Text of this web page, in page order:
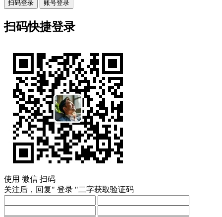
扫码登录
账号登录
扫码快捷登录
使用 微信 扫码
关注后，回复" 登录 "二字获取验证码